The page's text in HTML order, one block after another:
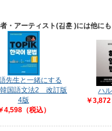
・アーティスト(김훈 )には他に
先生と一緒にする
韓国語文法2 改訂版
4版
4,598（税込）
ハ
￥3,872